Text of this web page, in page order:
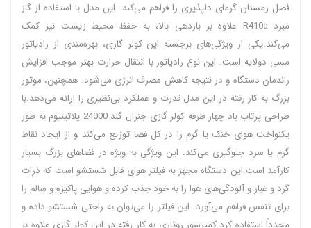
فصل زمستان گرمای دلپذیری را فراهم می‌کند. این مدل با استفاده از گاز
مبرد R410a علاوه بر بازدهی بالا، به حفظ محیط زیست نیز کمک
می‌کند.یکی از ویژگی‌های برجسته این کولر گازی، بهره‌مندی از رادیاتور
مسی دولایه است. این نوع رادیاتور با انتقال حرارت بهتر موجب افزایش
راندمان دستگاه و در نتیجه کاهش مصرف انرژی می‌شود. همچنین، موتور
بزرگ به کار رفته در این مدل قدرت و عملکرد بی‌نظیری را ارائه می‌دهد.با
طراحی پرتاب باد چهار طرفه کولر گازی جنرال گلد 24000 پلاتینیوم به طور
یکنواخت هوای خنک یا گرم را در کل فضا توزیع می‌کند و از ایجاد نقاط
گرم یا سرد جلوگیری می‌کند. این ویژگی به ویژه در فضاهای بزرگ بسیار
کارآمد است.این دستگاه مجهز به فیلتر هوای قابل شستشو است که ذرات
گرد و غبار و آلودگی‌های هوا را به خود جذب کرده و هوایی پاکیزه و سالم را
برای تنفس فراهم می‌آورد. این فیلتر را می‌توان به راحتی شستشو داده و